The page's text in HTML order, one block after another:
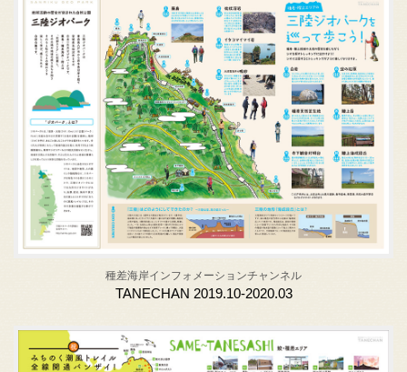
種差海岸インフォメーションチャンネル
TANECHAN 2019.10-2020.03